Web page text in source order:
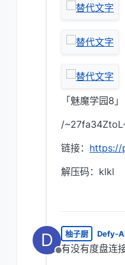
「魅魔学园8
/
链接： https://
解压码：klkl
D
离线
柚子厨 Defy-
有没有度盘连